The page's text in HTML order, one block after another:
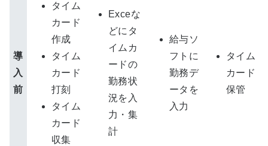
導
入
前
タイム
カード
作成
タイム
カード
打刻
タイム
カード
収集
Exceな
どにタ
イムカ
ードの
勤務状
況を入
力・集
計
給与ソ
フトに
勤務デ
ータを
入力
タイム
カード
保管